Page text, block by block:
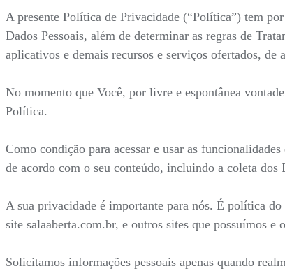
A presente Política de Privacidade (“Política”) tem
Dados Pessoais, além de determinar as regras de
aplicativos e demais recursos e serviços ofertados,
No momento que Você, por livre e espontânea
Política.
Como condição para acessar e usar as
de acordo com o seu conteúdo, incluindo a coleta
A sua privacidade é importante para nós. É política
site salaaberta.com.br, e outros sites que possuímos e
Solicitamos informações pessoais apenas quando